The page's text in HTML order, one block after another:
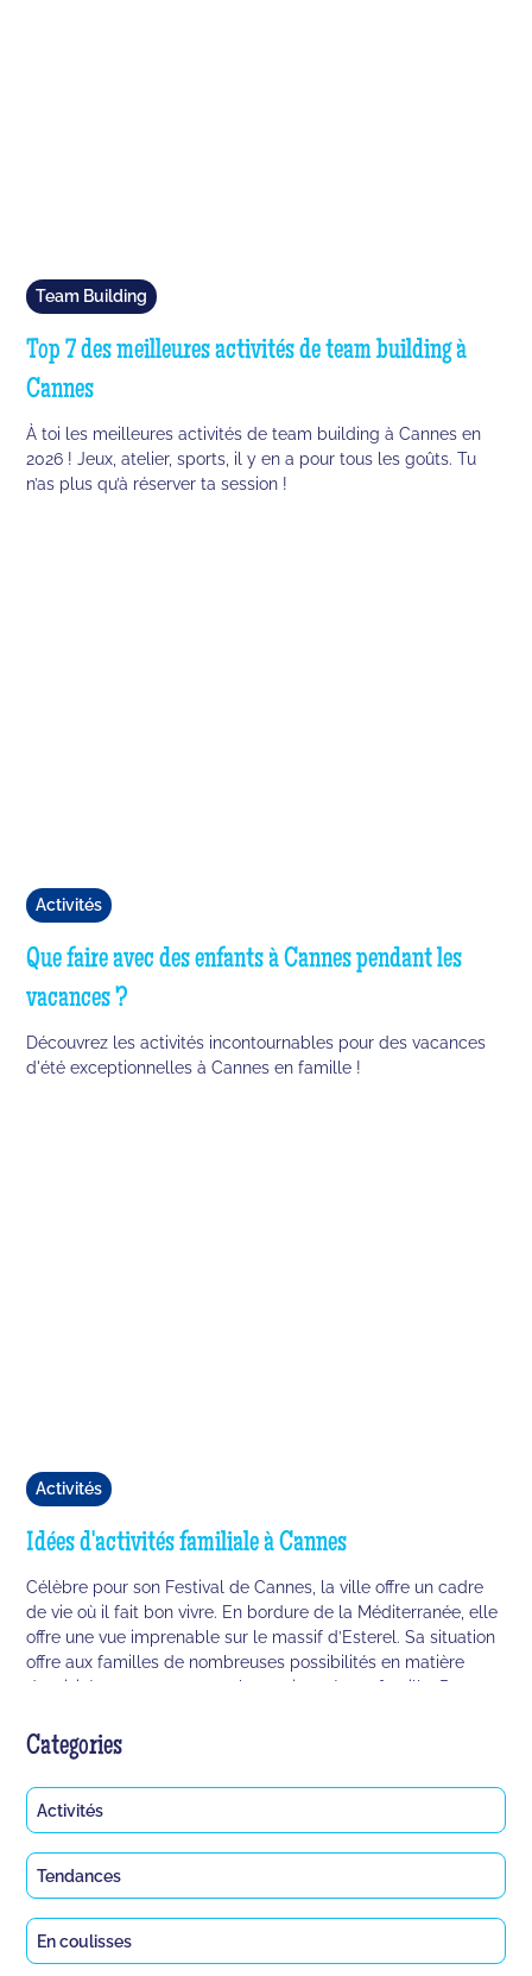
Team Building
Top 7 des meilleures activités de team building à
Cannes
À toi les meilleures activités de team building à Cannes en
2026 ! Jeux, atelier, sports, il y en a pour tous les goûts. Tu
n’as plus qu’à réserver ta session !
Activités
Que faire avec des enfants à Cannes pendant les
vacances ?
Découvrez les activités incontournables pour des vacances
d'été exceptionnelles à Cannes en famille !
Activités
Idées d'activités familiale à Cannes
Célèbre pour son Festival de Cannes, la ville offre un cadre
de vie où il fait bon vivre. En bordure de la Méditerranée, elle
offre une vue imprenable sur le massif d’Esterel. Sa situation
offre aux familles de nombreuses possibilités en matière
d’activités pour passer une bonne journée en famille. Pour te
tes proches.
Categories
Activités
Tendances
En coulisses